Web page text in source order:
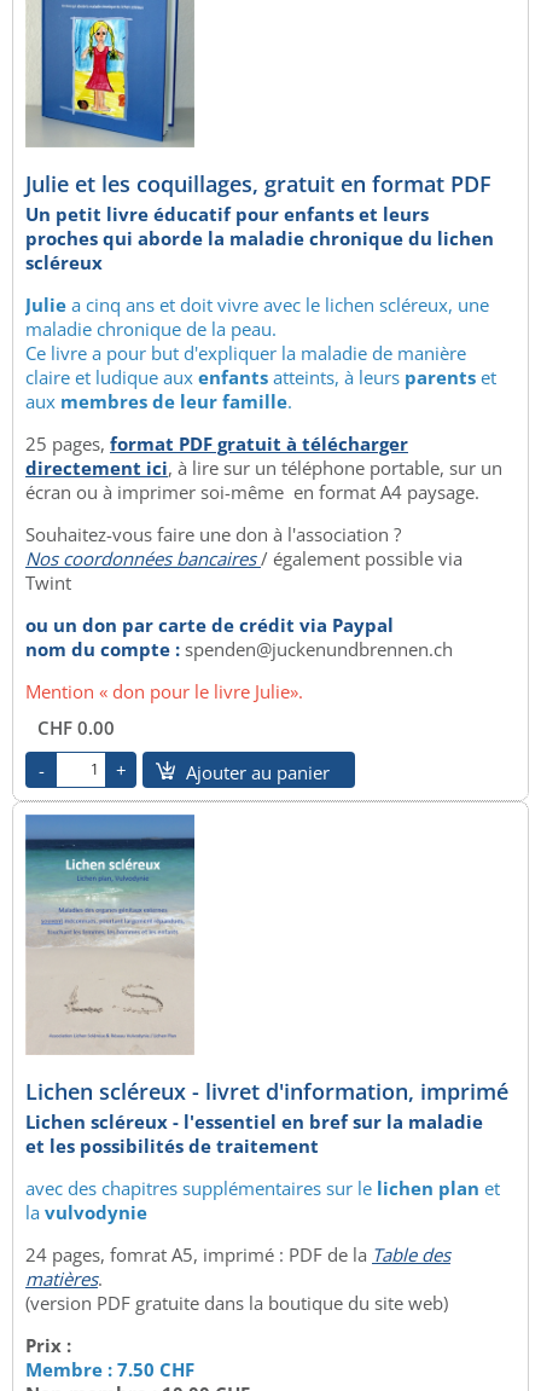
Julie et les coquillages, gratuit en format PDF
Un petit livre éducatif pour enfants et leurs
proches qui aborde la maladie chronique du lichen
scléreux
Julie a cinq ans et doit vivre avec le lichen scléreux, une
maladie chronique de la peau.
Ce livre a pour but d'expliquer la maladie de manière
claire et ludique aux enfants atteints, à leurs parents et
aux membres de leur famille.
25 pages, format PDF gratuit à télécharger
directement ici, à lire sur un téléphone portable, sur un
écran ou à imprimer soi-même en format A4 paysage.
Souhaitez-vous faire une don à l'association ?
Nos coordonnées bancaires/ également possible via
Twint
ou un don par carte de crédit via Paypal
nom du compte : spenden@juckenundbrennen.ch
Mention « don pour le livre Julie».
CHF 0.00
Ajouter au panier
Lichen scléreux - livret d'information, imprimé
Lichen scléreux - l'essentiel en bref sur la maladie
et les possibilités de traitement
avec des chapitres supplémentaires sur le lichen plan et
la vulvodynie
24 pages, fomrat A5, imprimé : PDF de la Table des
matières.
(version PDF gratuite dans la boutique du site web)
Prix :
Membre : 7.50 CHF